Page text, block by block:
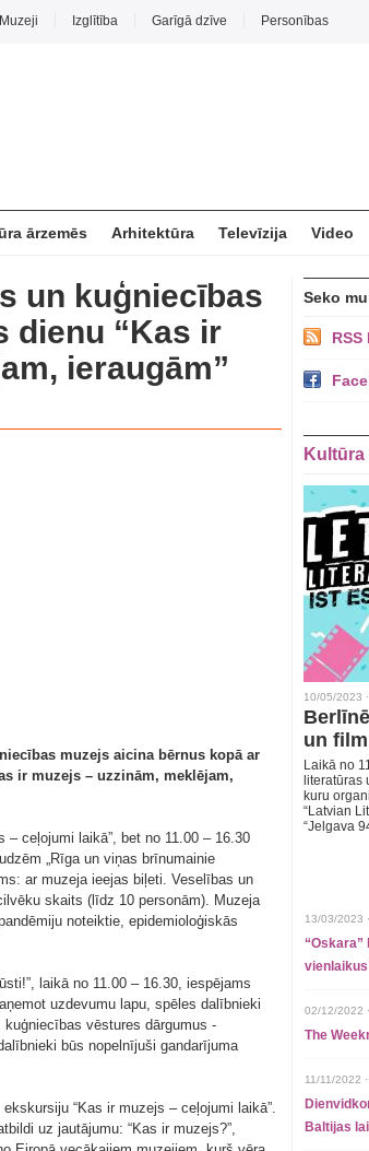
Muzeji Izglītība Garīgā dzīve Personības
ārzemēs Arhitektūra Televīzija Video
un kuģniecības
dienu “Kas ir
ieraugām”
muzejs aicina bērnus kopā ar
ir muzejs – uzzinām, meklējam,
ceļojumi laikā”, bet no 11.00 – 16.30
„Rīga un viņas brīnumainie
ar muzeja ieejas biļeti. Veselības un
skaits (līdz 10 personām). Muzeja
noteiktie, epidemioloģiskās
laikā no 11.00 – 16.30, iespējams
uzdevumu lapu, spēles dalībnieki
vēstures dārgumus -
būs nopelnījuši gandarījuma
“Kas ir muzejs – ceļojumi laikā”.
uz jautājumu: “Kas ir muzejs?”,
Seko
RSS
Kultūra
10/05/2023 ·
un
Laikā no
literatūras
kuru
“Latvian
“Jelgava
13/03/2023 ·
02/12/2022 ·
The
11/11/2022 ·
Baltijas